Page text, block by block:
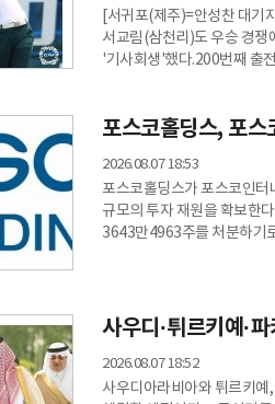
[서귀포(제주)=안성찬 대기
서교림(삼천리)도 우승 경쟁
'기사회생'했다.200번째 출
(총상금 10억원, 우승상금 1
신다인(요진
포스코홀딩스, 포
2026.08.07 18:53
포스코홀딩스가 포스코인터
규모의 투자 재원을 확보한
3643만4963주를 처분하기
기업가치 제고를 위한 전략
포스코인터내셔널에 대
사우디·튀르키예·
2026.08.07 18:52
사우디아라비아와 튀르키예